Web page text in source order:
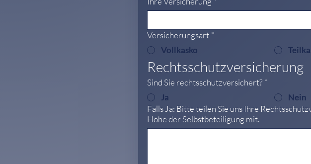
Versicherungsart *
Vollkasko
Rechtsschutzversicherung
Sind Sie rechtsschutzversichert? *
Ja
Nein
Falls Ja: Bitte teilen Sie uns Ihre
Höhe der Selbstbeteiligung mit.